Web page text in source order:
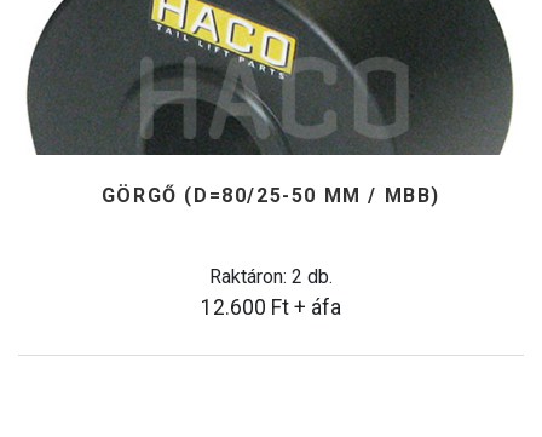
GÖRGŐ (D=80/25-50 MM / MBB)
Raktáron: 2 db.
12.600 Ft + áfa